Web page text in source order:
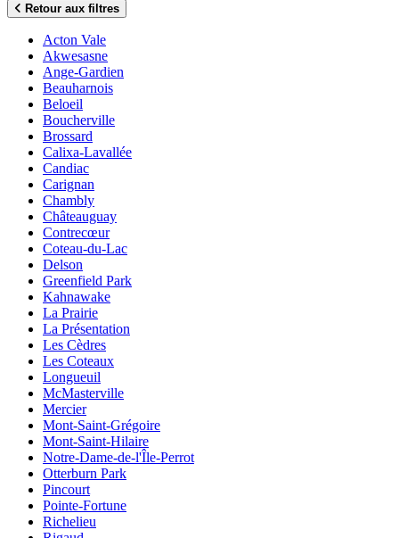
Retour aux filtres
Acton Vale
Akwesasne
Ange-Gardien
Beauharnois
Beloeil
Boucherville
Brossard
Calixa-Lavallée
Candiac
Carignan
Chambly
Châteauguay
Contrecœur
Coteau-du-Lac
Delson
Greenfield Park
Kahnawake
La Prairie
La Présentation
Les Cèdres
Les Coteaux
Longueuil
McMasterville
Mercier
Mont-Saint-Grégoire
Mont-Saint-Hilaire
Notre-Dame-de-l'Île-Perrot
Otterburn Park
Pincourt
Pointe-Fortune
Richelieu